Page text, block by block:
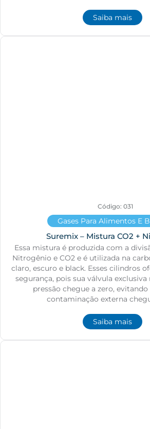
Saiba mais
Código: 031
Gases Para Alimentos E
Suremix – Mistura CO2 +
Essa mistura é produzida com a
Nitrogênio e CO2 e é utilizada na
claro, escuro e black. Esses cilindros
segurança, pois sua válvula
pressão chegue a zero,
contaminação externa
Saiba mais